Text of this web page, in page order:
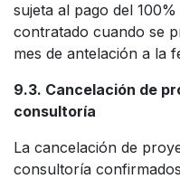
sujeta al pago del
contratado cuando se
mes de antelación a la
9.3. Cancelación de
consultoría
La cancelación de
consultoría